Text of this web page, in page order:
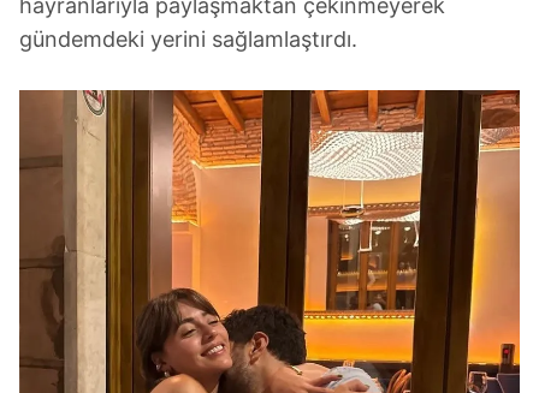
hayranlarıyla paylaşmaktan çekinmeyerek
gündemdeki yerini sağlamlaştırdı.